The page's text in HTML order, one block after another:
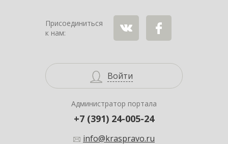
Присоединиться
к нам:
Войти
Администратор портала
+7 (391) 24-005-24
info@kraspravo.ru